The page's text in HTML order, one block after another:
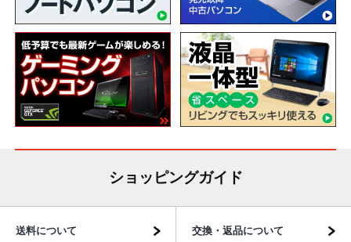
ショッピングガイド
送料について 交換・返品について